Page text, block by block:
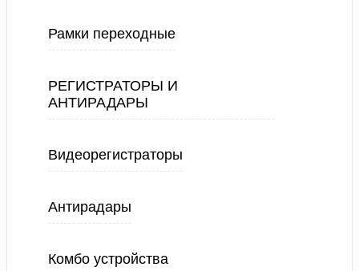
Рамки переходные
РЕГИСТРАТОРЫ И
АНТИРАДАРЫ
Видеорегистраторы
Антирадары
Комбо устройства